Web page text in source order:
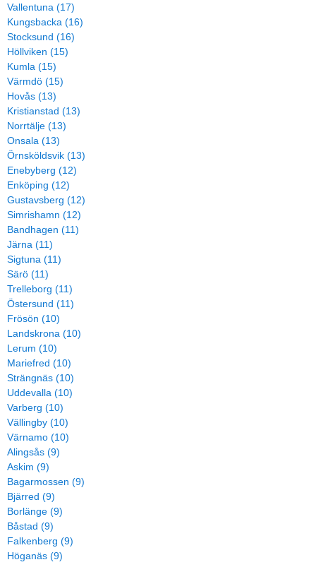
Vallentuna (17)
Kungsbacka (16)
Stocksund (16)
Höllviken (15)
Kumla (15)
Värmdö (15)
Hovås (13)
Kristianstad (13)
Norrtälje (13)
Onsala (13)
Örnsköldsvik (13)
Enebyberg (12)
Enköping (12)
Gustavsberg (12)
Simrishamn (12)
Bandhagen (11)
Järna (11)
Sigtuna (11)
Särö (11)
Trelleborg (11)
Östersund (11)
Frösön (10)
Landskrona (10)
Lerum (10)
Mariefred (10)
Strängnäs (10)
Uddevalla (10)
Varberg (10)
Vällingby (10)
Värnamo (10)
Alingsås (9)
Askim (9)
Bagarmossen (9)
Bjärred (9)
Borlänge (9)
Båstad (9)
Falkenberg (9)
Höganäs (9)